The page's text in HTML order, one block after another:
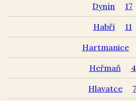
Dynín 17
Habří 11
Hartmanice
Heřmaň 4
Hlavatce 7